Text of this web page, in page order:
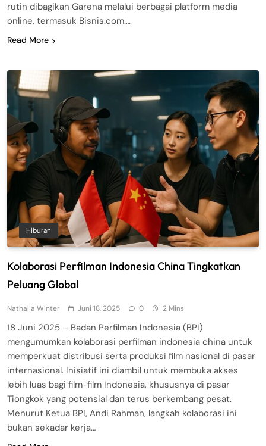
rutin dibagikan Garena melalui berbagai platform media
online, termasuk Bisnis.com….
Read More
Hiburan
Kolaborasi Perfilman Indonesia China Tingkatkan
Peluang Global
Nathalia Winter Juni 18, 2025 0 2 Mins
18 Juni 2025 – Badan Perfilman Indonesia (BPI)
mengumumkan kolaborasi perfilman indonesia china untuk
memperkuat distribusi serta produksi film nasional di pasar
internasional. Inisiatif ini diambil untuk membuka akses
lebih luas bagi film-film Indonesia, khususnya di pasar
Tiongkok yang potensial dan terus berkembang pesat.
Menurut Ketua BPI, Andi Rahman, langkah kolaborasi ini
bukan sekadar kerja…